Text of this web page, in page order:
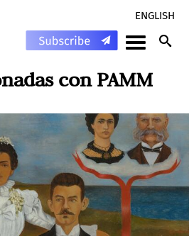
ENGLISH
con PAMM